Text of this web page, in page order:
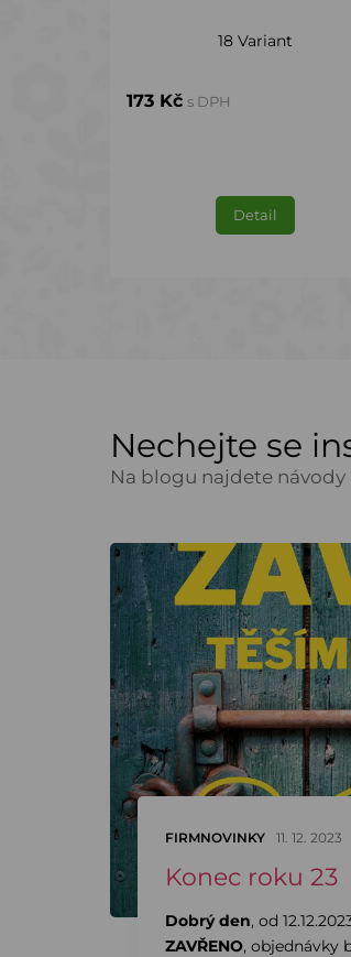
18 Variant
173 Kč s DPH
Detail
Nechejte se
Na blogu najdete
FIRMNOVINKY 11. 12. 2023
Konec roku 23
Dobrý den, od
ZAVŘENO, objednávky